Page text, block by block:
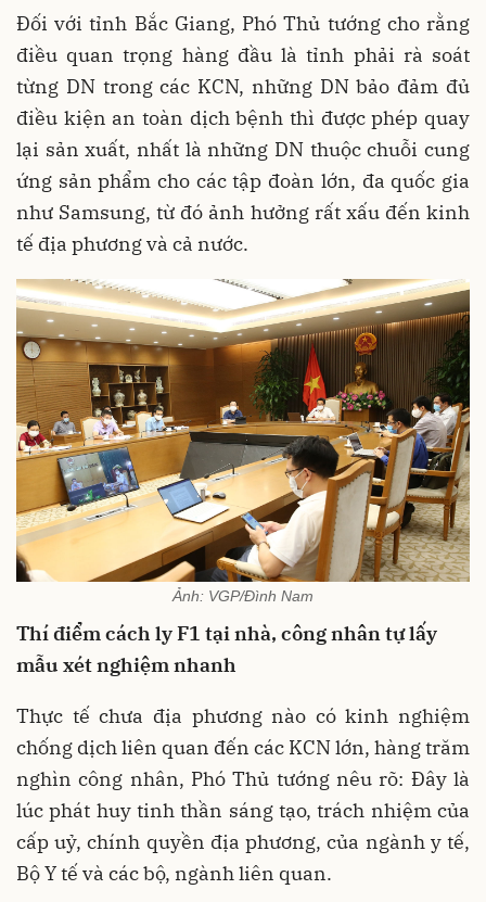
Đối với tỉnh Bắc Giang, Phó Thủ tướng cho rằng
điều quan trọng hàng đầu là tỉnh phải rà soát
từng DN trong các KCN, những DN bảo đảm đủ
điều kiện an toàn dịch bệnh thì được phép quay
lại sản xuất, nhất là những DN thuộc chuỗi cung
ứng sản phẩm cho các tập đoàn lớn, đa quốc gia
như Samsung, từ đó ảnh hưởng rất xấu đến kinh
tế địa phương và cả nước.
Ảnh: VGP/Đình Nam
Thí điểm cách ly F1 tại nhà, công nhân tự lấy
mẫu xét nghiệm nhanh
Thực tế chưa địa phương nào có kinh nghiệm
chống dịch liên quan đến các KCN lớn, hàng trăm
nghìn công nhân, Phó Thủ tướng nêu rõ: Đây là
lúc phát huy tinh thần sáng tạo, trách nhiệm của
cấp uỷ, chính quyền địa phương, của ngành y tế,
Bộ Y tế và các bộ, ngành liên quan.